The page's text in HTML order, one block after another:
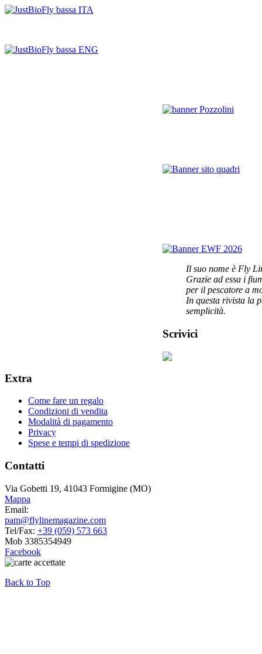
Il suo nome è Fly
Grazie ad essa i
per il pescatore a
In questa rivista la
semplicità.
Scrivici
Extra
Come fare un regalo
Condizioni di vendita
Modalità di pagamento
Privacy
Spese e tempi di spedizione
Contatti
Via Gobetti 19, 41043 Formigine (MO)
Mappa
Email:
pam@flylinemagazine.com
Tel/Fax: +39 (059) 573 663
Mob 3385354949
Facebook
Back to Top